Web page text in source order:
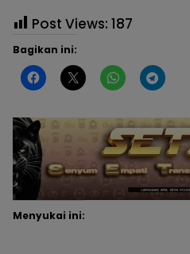
Post Views: 187
Bagikan ini:
Menyukai ini: